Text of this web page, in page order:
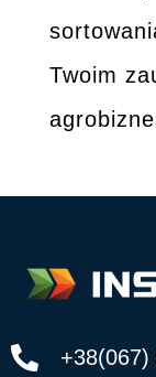
Twoim
+38(067)